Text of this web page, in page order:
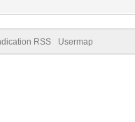
RSS Usermap